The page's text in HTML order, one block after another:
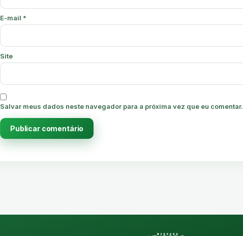
E-mail *
Site
Salvar meus dados neste navegador para a próxima vez que eu comentar.